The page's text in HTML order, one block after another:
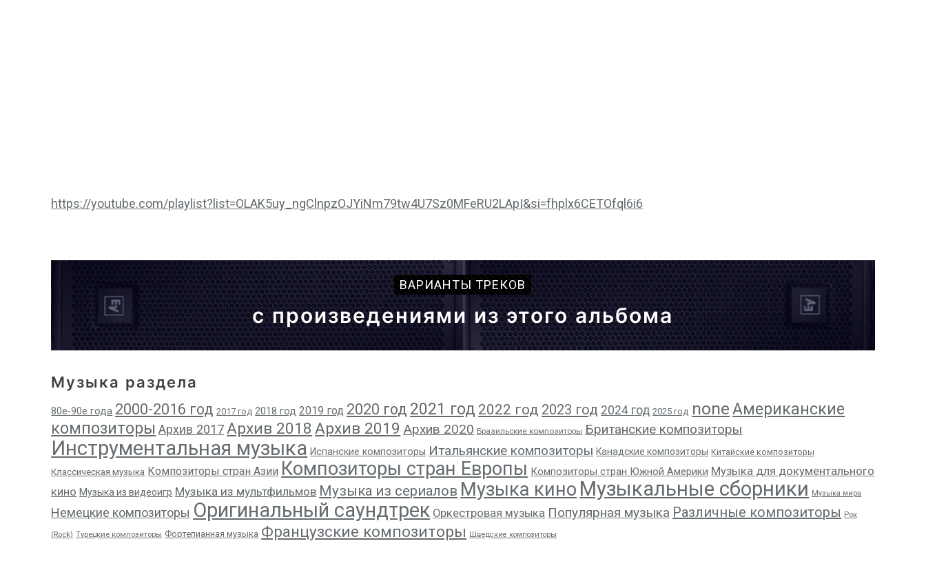
https://youtube.com/playlist?list=OLAK5uy_ngClnpzOJYiNm79tw4U7Sz0MFeRU2LApI&si=fhplx6CETOfql6i6
ВАРИАНТЫ ТРЕКОВ
с произведениями из этого альбома
Музыка раздела
80е-90е года 2000-2016 год 2017 год 2018 год 2019 год 2020 год 2021 год 2022 год 2023 год 2024 год 2025 год noneАмериканские
композиторы Архив 2017Архив 2018 Архив 2019 Архив 2020 Бразильские композиторы Британские композиторы
Инструментальная музыка Испанские композиторы Итальянские композиторы Канадские композиторы Китайские композиторы
Классическая музыка Композиторы стран Азии Композиторы стран Европы Композиторы стран Южной Америки Музыка для документального
кино Музыка из видеоигр Музыка из мультфильмов Музыка из сериалов Музыка кино Музыкальные сборники Музыка мира
Немецкие композиторы Оригинальный саундтрек Оркестровая музыка Популярная музыка Различные композиторы Рок
(Rock) Турецкие композиторы Фортепианная музыка Французские композиторы Шведские композиторы